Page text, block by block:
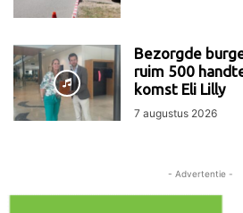
Bezorgde
ruim 500
komst Eli Lilly
7 augustus 2026
- Advertentie -